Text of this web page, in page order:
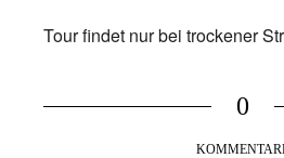
Tour findet nur bei trockener
0